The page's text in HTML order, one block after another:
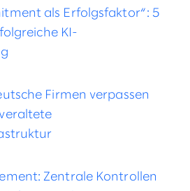
als Erfolgsfaktor“: 5
KI-
Firmen verpassen
Zentrale Kontrollen